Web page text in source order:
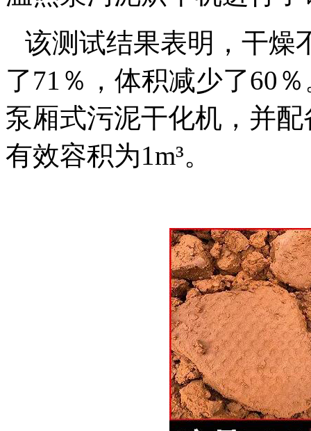
该测试结果表明，干燥
了71 ％，体积减少了60
泵厢式污泥干化机，并
有效容积为1m³。